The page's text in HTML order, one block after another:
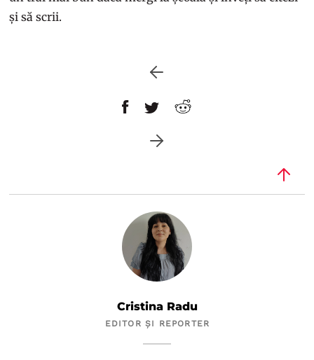
și să scrii.
Cristina Radu
EDITOR ȘI REPORTER